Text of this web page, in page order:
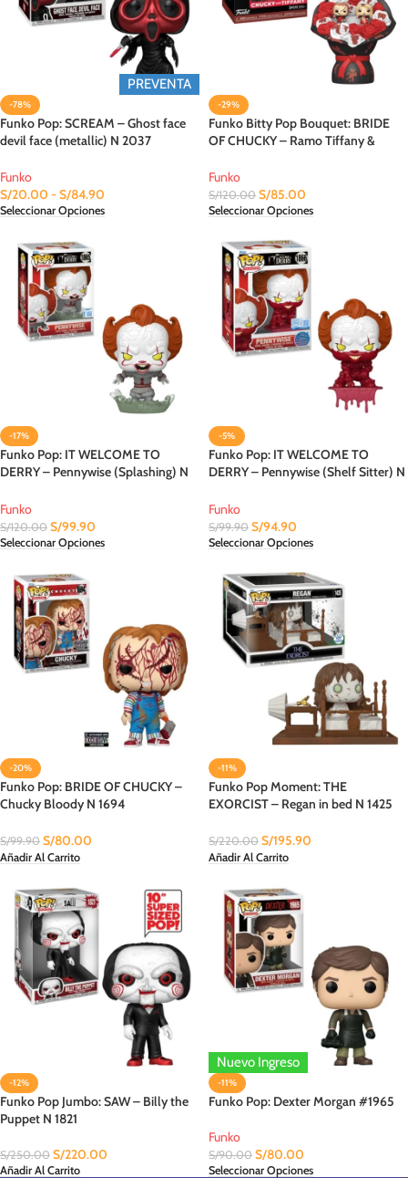
PREVENTA
-78%
Funko Pop: SCREAM – Ghost face
devil face (metallic) N 2037
Funko
S/20.00 - S/84.90
Seleccionar Opciones
-29%
Funko Bitty Pop Bouquet: BRIDE
OF CHUCKY – Ramo Tiffany &
Funko
S/120.00 S/85.00
Seleccionar Opciones
-17%
Funko Pop: IT WELCOME TO
DERRY – Pennywise (Splashing) N
Funko
S/120.00 S/99.90
Seleccionar Opciones
-5%
Funko Pop: IT WELCOME TO
DERRY – Pennywise (Shelf Sitter) N
Funko
S/99.90 S/94.90
Seleccionar Opciones
-20%
Funko Pop: BRIDE OF CHUCKY –
Chucky Bloody N 1694
S/99.90 S/80.00
Añadir Al Carrito
-11%
Funko Pop Moment: THE
EXORCIST – Regan in bed N 1425
S/220.00 S/195.90
Añadir Al Carrito
-12%
Funko Pop Jumbo: SAW – Billy the
Puppet N 1821
S/250.00 S/220.00
Añadir Al Carrito
Nuevo Ingreso
-11%
Funko Pop: Dexter Morgan #1965
Funko
S/90.00 S/80.00
Seleccionar Opciones